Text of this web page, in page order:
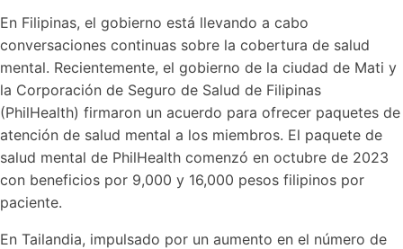
En Filipinas, el gobierno está llevando a cabo
conversaciones continuas sobre la cobertura de salud
mental. Recientemente, el gobierno de la ciudad de Mati y
la Corporación de Seguro de Salud de Filipinas
(PhilHealth) firmaron un acuerdo para ofrecer paquetes de
atención de salud mental a los miembros. El paquete de
salud mental de PhilHealth comenzó en octubre de 2023
con beneficios por 9,000 y 16,000 pesos filipinos por
paciente.
En Tailandia, impulsado por un aumento en el número de